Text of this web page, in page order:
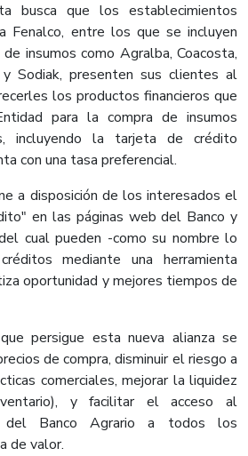
busca que los establecimientos
Fenalco, entre los que se incluyen
insumos como Agralba, Coacosta,
y Sodiak, presenten sus clientes al
los productos financieros que
para la compra de insumos
incluyendo la tarjeta de crédito
con una tasa preferencial.
a disposición de los interesados el
en las páginas web del Banco y
cual pueden -como su nombre lo
mediante una herramienta
oportunidad y mejores tiempos de
persigue esta nueva alianza se
de compra, disminuir el riesgo a
comerciales, mejorar la liquidez
y facilitar el acceso al
del Banco Agrario a todos los
de valor.